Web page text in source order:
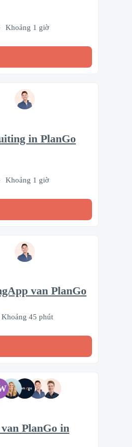
Khoảng 1 giờ
in PlanGo
Khoảng 1 giờ
van PlanGo
Khoảng 45 phút
PlanGo in